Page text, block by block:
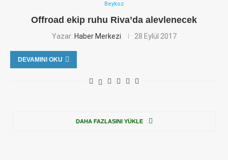
Beykoz
Offroad ekip ruhu Riva’da alevlenecek
Yazar: Haber Merkezi 28 Eylül 2017
DEVAMINI OKU
DAHA FAZLASINI YÜKLE